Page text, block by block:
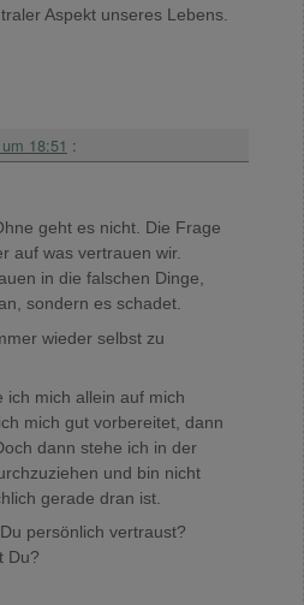
Aspekt unseres Lebens.
18:51 :
geht es nicht. Die Frage
auf was vertrauen wir.
in die falschen Dinge,
sondern es schadet.
wieder selbst zu
ich mich allein auf mich
mich gut vorbereitet, dann
dann stehe ich in der
und bin nicht
gerade dran ist.
persönlich vertraust?
Du?